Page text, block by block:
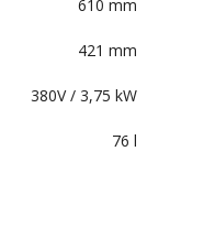
610 mm
421 mm
380V / 3,75 kW
76 l